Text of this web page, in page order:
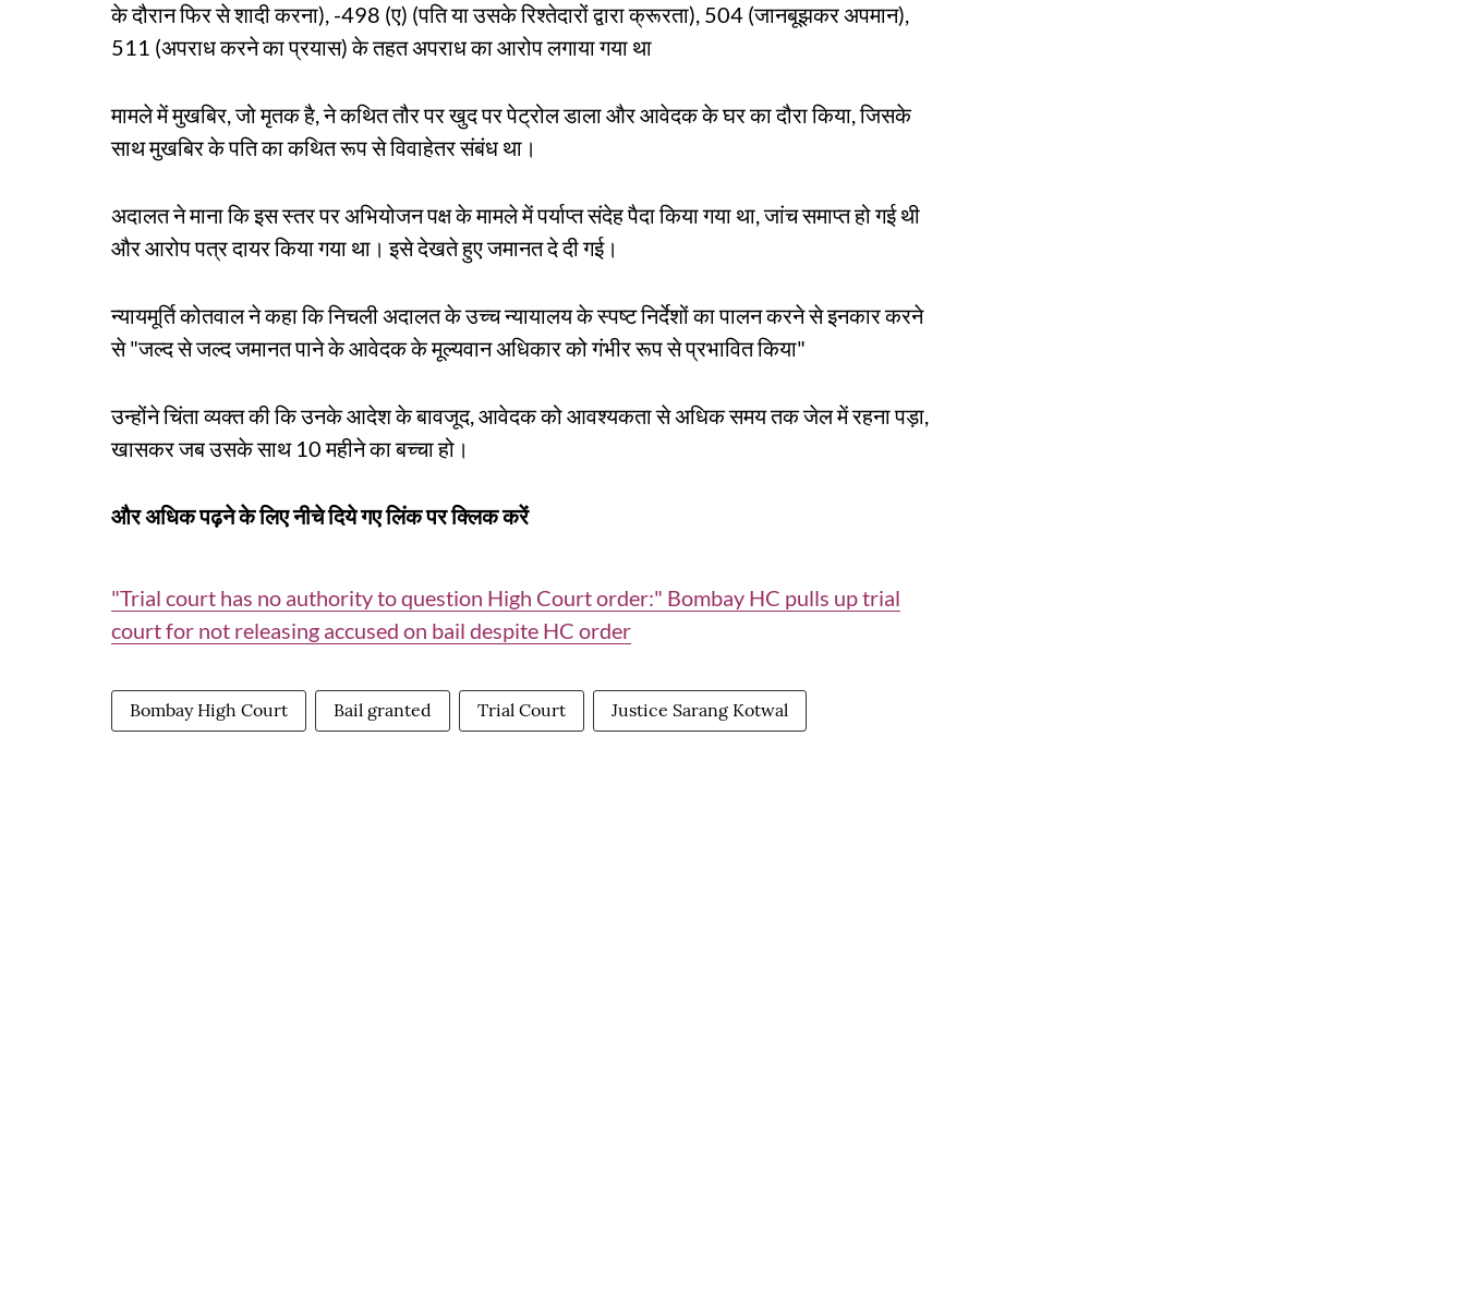
के दौरान फिर से शादी करना), -498 (ए) (पति या उसके रिश्तेदारों द्वारा क्रूरता), 504 (जानबूझकर अपमान),
511 (अपराध करने का प्रयास) के तहत अपराध का आरोप लगाया गया था
मामले में मुखबिर, जो मृतक है, ने कथित तौर पर खुद पर पेट्रोल डाला और आवेदक के घर का दौरा किया, जिसके
साथ मुखबिर के पति का कथित रूप से विवाहेतर संबंध था।
अदालत ने माना कि इस स्तर पर अभियोजन पक्ष के मामले में पर्याप्त संदेह पैदा किया गया था, जांच समाप्त हो गई थी
और आरोप पत्र दायर किया गया था। इसे देखते हुए जमानत दे दी गई।
न्यायमूर्ति कोतवाल ने कहा कि निचली अदालत के उच्च न्यायालय के स्पष्ट निर्देशों का पालन करने से इनकार करने
से "जल्द से जल्द जमानत पाने के आवेदक के मूल्यवान अधिकार को गंभीर रूप से प्रभावित किया"
उन्होंने चिंता व्यक्त की कि उनके आदेश के बावजूद, आवेदक को आवश्यकता से अधिक समय तक जेल में रहना पड़ा,
खासकर जब उसके साथ 10 महीने का बच्चा हो।
और अधिक पढ़ने के लिए नीचे दिये गए लिंक पर क्लिक करें
"Trial court has no authority to question High Court order:" Bombay HC pulls up trial
court for not releasing accused on bail despite HC order
Bombay High Court Bail granted Trial Court Justice Sarang Kotwal